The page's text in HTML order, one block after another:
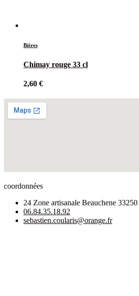
Bières
Chimay rouge 33 cl
2,60 €
coordonnées
24 Zone artisanale Beauchene
06.84.35.18.92
sebastien.coularis@orange.fr